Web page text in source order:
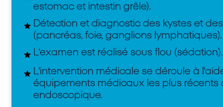
estomac et intestin grêle).
Détection et diagnostic des kystes et
(pancréas, foie, ganglions lymphatiques).
L'examen est réalisé sous flou (sédation).
L'intervention médicale se déroule à
équipements médicaux les plus récents
endoscopique.